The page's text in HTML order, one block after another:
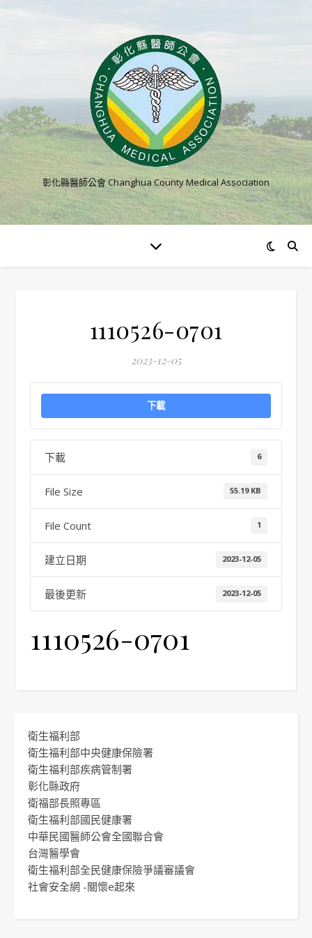
彰化縣醫師公會 Changhua County Medical Association
1110526-0701
2023-12-05
下載
下載 6
File Size 55.19 KB
File Count 1
建立日期 2023-12-05
最後更新 2023-12-05
1110526-0701
衛生福利部
衛生福利部中央健康保險署
衛生福利部疾病管制署
彰化縣政府
衛福部長照專區
衛生福利部國民健康署
中華民國醫師公會全國聯合會
台灣醫學會
衛生福利部全民健康保險爭議審議會
社會安全網 -關懷e起來